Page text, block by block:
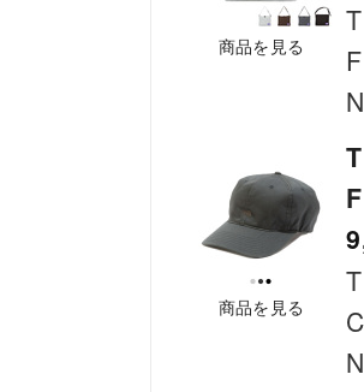
商品を見る
商品を見る